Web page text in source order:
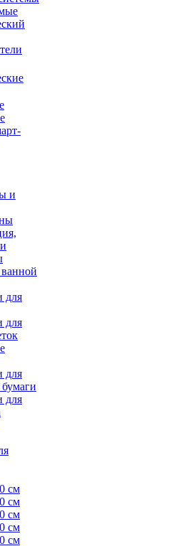
и
для
для
для
для
см
см
см
см
см